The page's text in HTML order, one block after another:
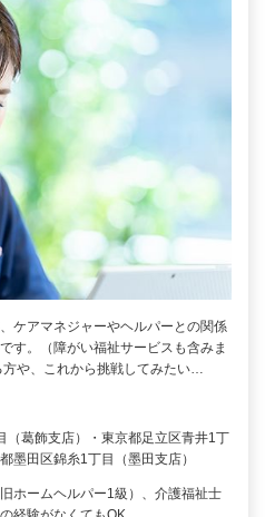
ケアマネジャーやヘルパーとの関係
す。（障がい福祉サービスも含みま
や、これから挑戦してみたい…
（葛飾支店）・東京都足立区青井1丁
墨田区錦糸1丁目（墨田支店）
ホームヘルパー1級）、介護福祉士